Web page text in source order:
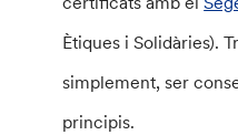
Ètiques i Solidàries).
simplement, ser
principis.